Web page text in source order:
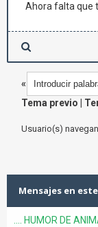
Ahora falta que
«
Tema previo
Usuario(s)
Mensajes en
.... HUMOR DE